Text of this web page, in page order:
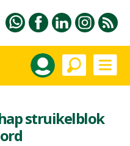
struikelblok